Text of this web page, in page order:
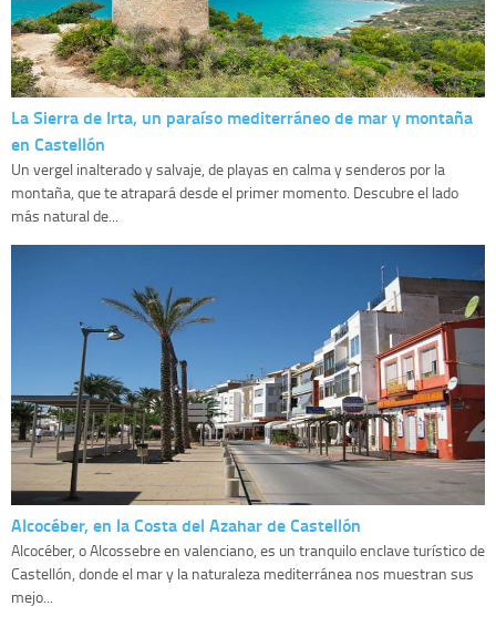
La Sierra de Irta, un paraíso mediterráneo de mar y montaña
en Castellón
Un vergel inalterado y salvaje, de playas en calma y senderos por la
montaña, que te atrapará desde el primer momento. Descubre el lado
más natural de...
Alcocéber, en la Costa del Azahar de Castellón
Alcocéber, o Alcossebre en valenciano, es un tranquilo enclave turístico de
Castellón, donde el mar y la naturaleza mediterránea nos muestran sus
mejo...